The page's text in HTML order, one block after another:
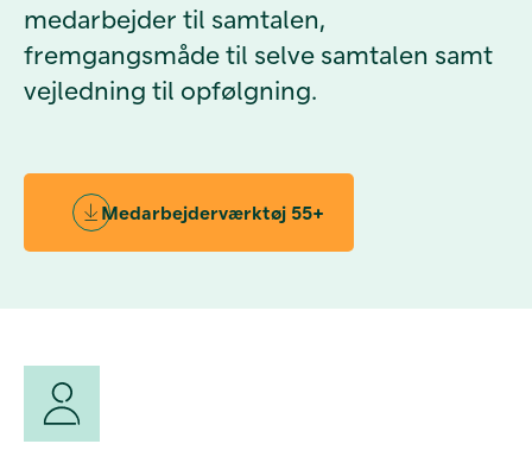
medarbejder til samtalen,
fremgangsmåde til selve samtalen samt
vejledning til opfølgning.
Medarbejderværktøj 55+